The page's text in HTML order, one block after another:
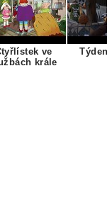
ve
krále
Týden